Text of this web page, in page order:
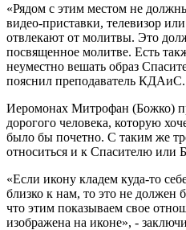
«Рядом с этим местом не
видео-приставки, телевизор
отвлекают от молитвы. Это
посвященное молитве. Есть
неуместно вешать образ
пояснил преподаватель КДАиС.
Иеромонах Митрофан (Божко)
дорогого человека, которую
было бы почетно. С таким же
относиться и к Спасителю или
«Если икону кладем куда-то
близко к нам, то это не должен
что этим показываем свое
изображена на иконе», -